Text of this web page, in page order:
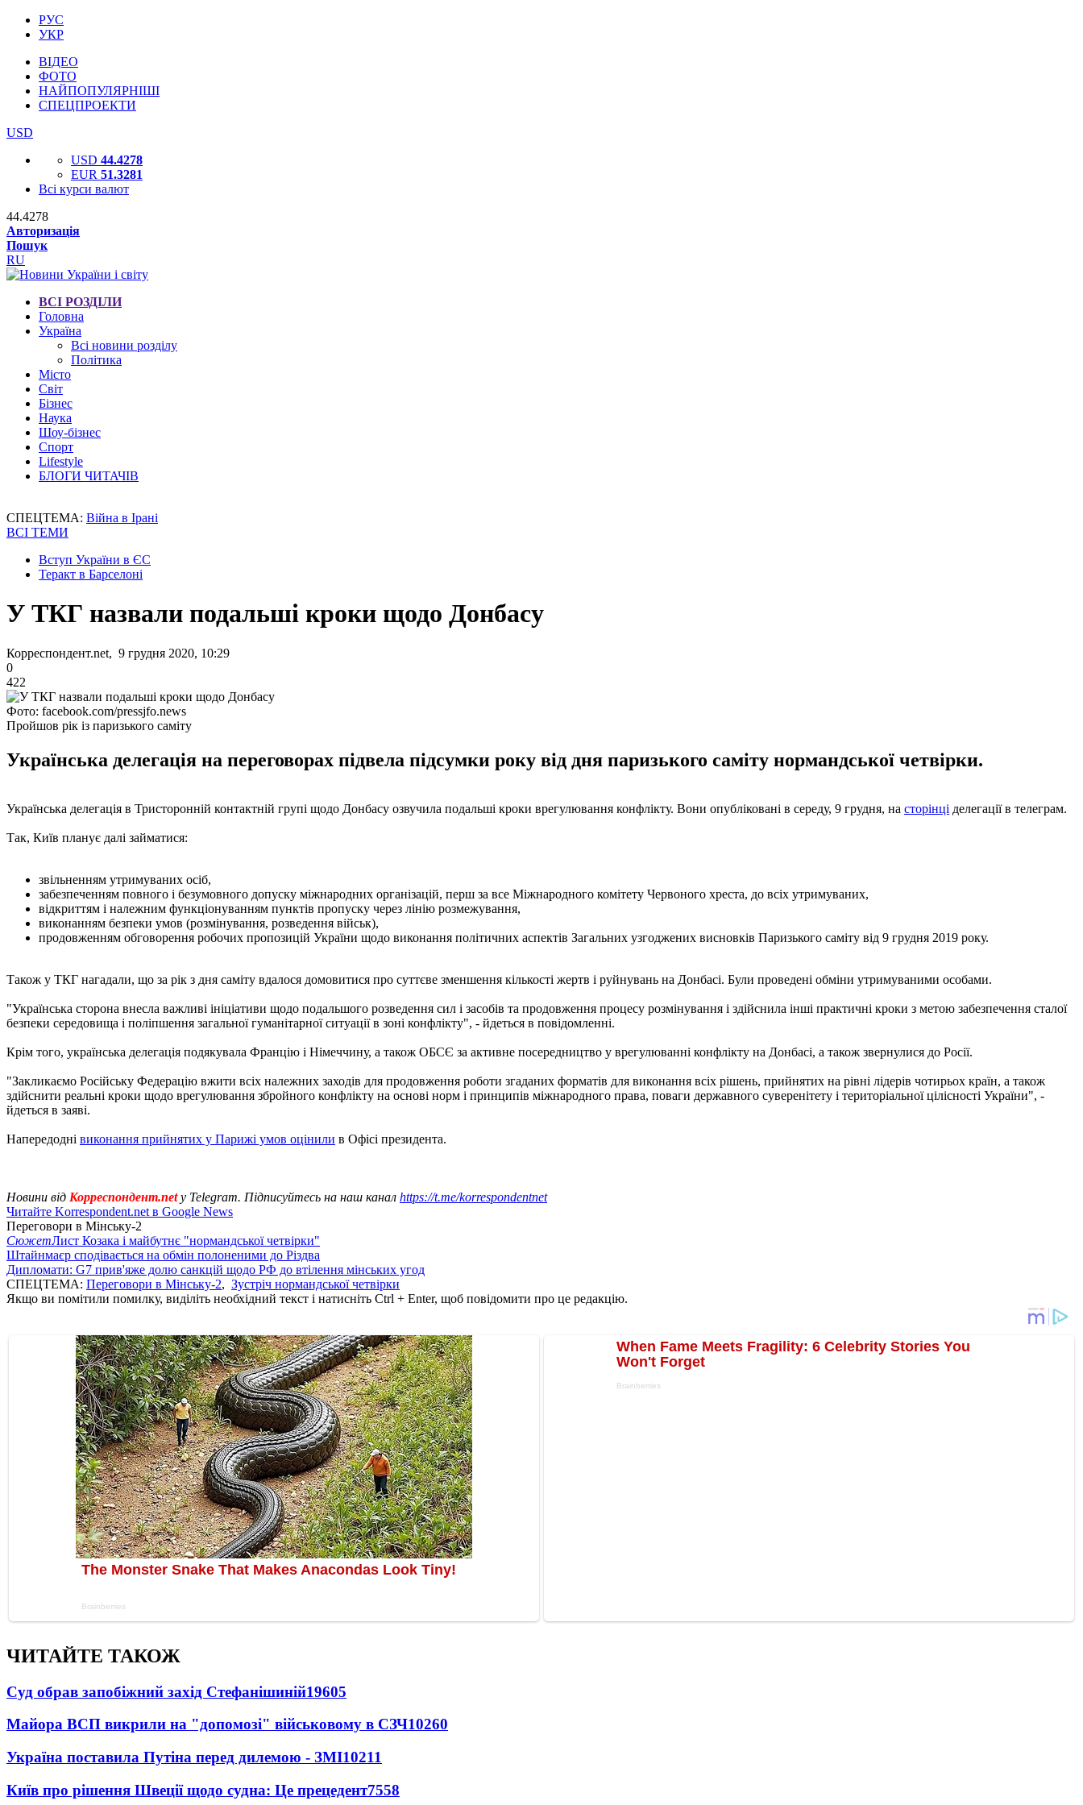
РУС
УКР
ВІДЕО
ФОТО
НАЙПОПУЛЯРНІШІ
СПЕЦПРОЕКТИ
USD
USD 44.4278
EUR 51.3281
Всі курси валют
44.4278
Авторизація
Пошук
RU
ВСІ РОЗДІЛИ
Головна
Україна
Всі новини розділу
Політика
Місто
Світ
Бізнес
Наука
Шоу-бізнес
Спорт
Lifestyle
БЛОГИ ЧИТАЧІВ
СПЕЦТЕМА: Війна в Ірані
ВСІ ТЕМИ
Вступ України в ЄС
Теракт в Барселоні
У ТКГ назвали подальші кроки щодо Донбасу
Корреспондент.net, 9 грудня 2020, 10:29
0
422
Фото: facebook.com/pressjfo.news
Пройшов рік із паризького саміту
Українська делегація на переговорах підвела підсумки року від дня паризького саміту нормандської четвірки.
Українська делегація в Тристоронній контактній групі щодо Донбасу озвучила подальші кроки врегулювання конфлікту. Вони опубліковані в середу, 9 грудня, на сторінці делегації в телеграм.
Так, Київ планує далі займатися:
звільненням утримуваних осіб,
забезпеченням повного і безумовного допуску міжнародних організацій, перш за все Міжнародного комітету Червоного хреста, до всіх утримуваних,
відкриттям і належним функціонуванням пунктів пропуску через лінію розмежування,
виконанням безпеки умов (розмінування, розведення військ),
продовженням обговорення робочих пропозицій України щодо виконання політичних аспектів Загальних узгоджених висновків Паризького саміту від 9 грудня 2019 року.
Також у ТКГ нагадали, що за рік з дня саміту вдалося домовитися про суттєве зменшення кількості жертв і руйнувань на Донбасі. Були проведені обміни утримуваними особами.
"Українська сторона внесла важливі ініціативи щодо подальшого розведення сил і засобів та продовження процесу розмінування і здійснила інші практичні кроки з метою забезпечення сталої
безпеки середовища і поліпшення загальної гуманітарної ситуації в зоні конфлікту", - йдеться в повідомленні.
Крім того, українська делегація подякувала Францію і Німеччину, а також ОБСЄ за активне посередництво у врегулюванні конфлікту на Донбасі, а також звернулися до Росії.
"Закликаємо Російську Федерацію вжити всіх належних заходів для продовження роботи згаданих форматів для виконання всіх рішень, прийнятих на рівні лідерів чотирьох країн, а також
здійснити реальні кроки щодо врегулювання збройного конфлікту на основі норм і принципів міжнародного права, поваги державного суверенітету і територіальної цілісності України", -
йдеться в заяві.
Напередодні виконання прийнятих у Парижі умов оцінили в Офісі президента.
Новини від Корреспондент.netу Telegram. Підписуйтесь на наш канал https://t.me/korrespondentnet
Читайте Korrespondent.net в Google News
Переговори в Мінську-2
СюжетЛист Козака і майбутнє "нормандської четвірки"
Штайнмаєр сподівається на обмін полоненими до Різдва
Дипломати: G7 прив'яже долю санкцій щодо РФ до втілення мінських угод
СПЕЦТЕМА: Переговори в Мінську-2, Зустріч нормандської четвірки
Якщо ви помітили помилку, виділіть необхідний текст і натисніть Ctrl + Enter, щоб повідомити про це редакцію.
ЧИТАЙТЕ ТАКОЖ
Суд обрав запобіжний захід Стефанішиній19605
Майора ВСП викрили на "допомозі" військовому в СЗЧ10260
Україна поставила Путіна перед дилемою - ЗМІ10211
Київ про рішення Швеції щодо судна: Це прецедент7558